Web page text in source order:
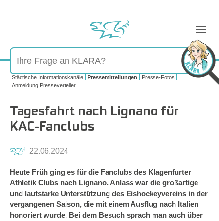
Sie sind hier:
Städtische Informationskanäle Pressemitteilungen
Presse-Fotos
Anmeldung Presseverteiler
Tagesfahrt nach Lignano für
KAC-Fanclubs
22.06.2024
Heute Früh ging es für die Fanclubs des Klagenfurter
Athletik Clubs nach Lignano. Anlass war die großartige
und lautstarke Unterstützung des Eishockeyvereins in der
vergangenen Saison, die mit einem Ausflug nach Italien
honoriert wurde. Bei dem Besuch sprach man auch über